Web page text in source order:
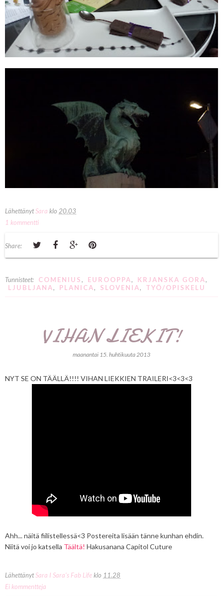
LähettänytSara klo 20.03
1 kommentti
Share:
Tunnisteet: COMENIUS, EUROOPPA, KRJANSKA GORA,
LJUBLJANA, PLANICA, SLOVENIA, TYÖ/OPISKELU
VIHAN LIEKIT!
maanantai 15. huhtikuuta 2013
NYT SE ON TÄÄLLÄ!!!! VIHAN LIEKKIEN TRAILERI<3<3<3
Ahh... näitä fiilistellessä<3 Postereita lisään tänne kunhan ehdin.
Niitä voi jo katsella Täältä! Hakusanana Capitol Cuture
LähettänytSara I Sara's Fab Lifeklo 11.28
Ei kommentteja